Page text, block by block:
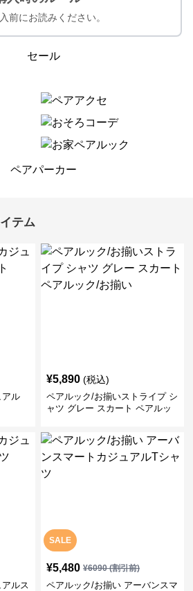
前にお読みください。
テム
アル
¥5,890 (税込)
ペアルック/お揃いストライプ シ
ャツ グレー スカート ペアルッ
ルス
SALE
¥5,480 ¥6090(割引前)
ペアルック/お揃い アーバンスマ